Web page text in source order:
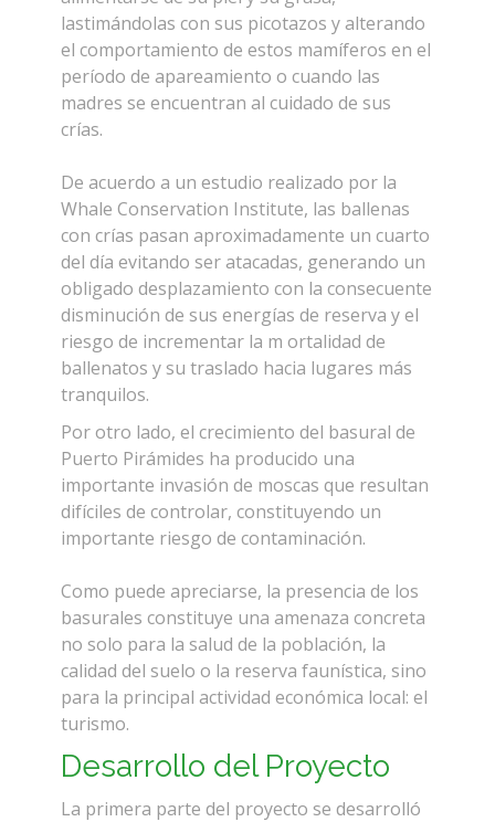
lastimándolas con sus picotazos y alterando
el comportamiento de estos mamíferos en el
período de apareamiento o cuando las
madres se encuentran al cuidado de sus
crías.
De acuerdo a un estudio realizado por la
Whale Conservation Institute, las ballenas
con crías pasan aproximadamente un cuarto
del día evitando ser atacadas, generando un
obligado desplazamiento con la consecuente
disminución de sus energías de reserva y el
riesgo de incrementar la m ortalidad de
ballenatos y su traslado hacia lugares más
tranquilos.
Por otro lado, el crecimiento del basural de
Puerto Pirámides ha producido una
importante invasión de moscas que resultan
difíciles de controlar, constituyendo un
importante riesgo de contaminación.
Como puede apreciarse, la presencia de los
basurales constituye una amenaza concreta
no solo para la salud de la población, la
calidad del suelo o la reserva faunística, sino
para la principal actividad económica local: el
turismo.
Desarrollo del Proyecto
La primera parte del proyecto se desarrolló